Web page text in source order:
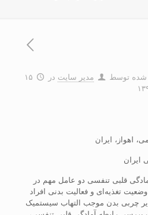
شده توسط مدیر سایت در
۱۵
اهواز، ایران
ایران
قلبی تنفسی دو عامل مهم در
تغذیه‌ای و فعالیت بدنی افراد
چربی بدن موجب التهاب سیستمیک